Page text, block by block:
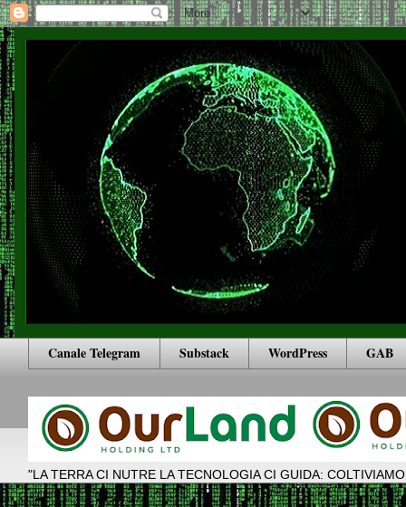
Canale Telegram Substack WordPress GAB
"LA TERRA CI NUTRE LA TECNOLOGIA CI GUIDA: